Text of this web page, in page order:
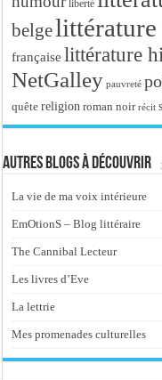
liberté
belge
française littérature
NetGalley pauvreté
quête religion roman noir récit
Autres blogs à découvrir
La vie de ma voix intérieure
EmOtionS – Blog littéraire
The Cannibal Lecteur
Les livres d’Eve
La lettrie
Mes promenades culturelles